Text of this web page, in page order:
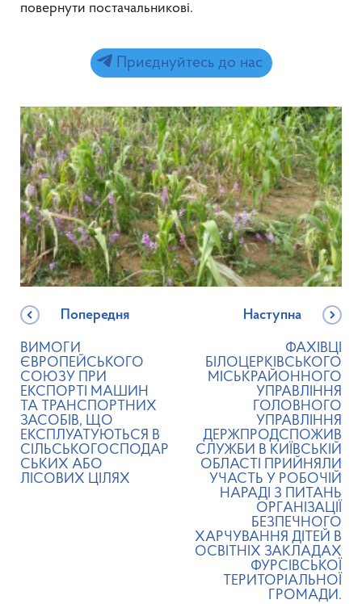
повернути постачальникові.
Приєднуйтесь до нас
Попередня
ВИМОГИ
ЄВРОПЕЙСЬКОГО
СОЮЗУ ПРИ
ЕКСПОРТІ МАШИН
ТА ТРАНСПОРТНИХ
ЗАСОБІВ, ЩО
ЕКСПЛУАТУЮТЬСЯ В
СІЛЬСЬКОГОСПОДАР
СЬКИХ АБО
ЛІСОВИХ ЦІЛЯХ
Наступна
ФАХІВЦІ
БІЛОЦЕРКІВСЬКОГО
МІСЬКРАЙОННОГО
УПРАВЛІННЯ
ГОЛОВНОГО
УПРАВЛІННЯ
ДЕРЖПРОДСПОЖИВ
СЛУЖБИ В КИЇВСЬКІЙ
ОБЛАСТІ ПРИЙНЯЛИ
УЧАСТЬ У РОБОЧІЙ
НАРАДІ З ПИТАНЬ
ОРГАНІЗАЦІЇ
БЕЗПЕЧНОГО
ХАРЧУВАННЯ ДІТЕЙ В
ОСВІТНІХ ЗАКЛАДАХ
ФУРСІВСЬКОЇ
ТЕРИТОРІАЛЬНОЇ
ГРОМАДИ.